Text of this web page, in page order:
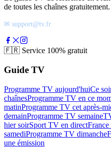
de toutes les chaînes gratuitement.
✉ support@tv.fr
🇫🇷 Service 100% gratuit
Guide TV
Programme TV aujourd'huiCe
chaînesProgramme TV en ce
matinProgramme TV cet après-
demainProgramme TV semaine
hier soirSport TV en direct
samediProgramme TV dimanche
une émission